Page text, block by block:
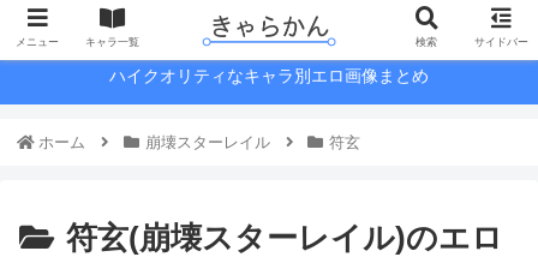
ハイクオリティなキャラ別エロ画像まとめ
ホーム 崩壊スターレイル 符玄
符玄(崩壊スターレイル)のエロ
メニュー キャラ一覧 検索 サイドバー